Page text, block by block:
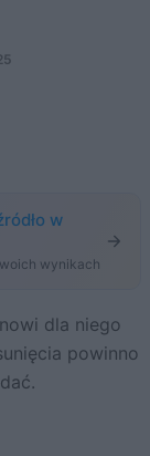
w
wynikach
powinno